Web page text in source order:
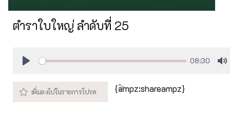
ตำราใบใหญ่ ลำดับที่ 25
08:30
{ampz:shareampz}